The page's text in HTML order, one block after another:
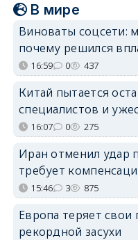
В мире
Виноваты соцсети:
почему решился
16:59 0 437
Китай пытается
специалистов и
16:07 0 275
Иран отменил удар
требует
15:46 3 875
Европа теряет свои
рекордной засухи